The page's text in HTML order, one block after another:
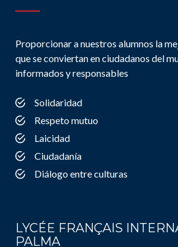
Proporcionar a nuestros alumnos la
que se conviertan en ciudadanos del
informados y responsables
Solidaridad
Respeto mutuo
Laicidad
Ciudadanía
Diálogo entre culturas
LYCÉE FRANÇAIS
PALMA